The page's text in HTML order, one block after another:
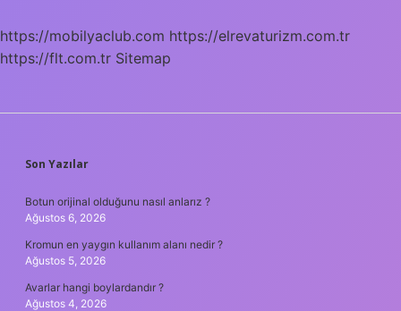
https://mobilyaclub.com https://elrevaturizm.com.tr
https://flt.com.tr Sitemap
SIDEBAR
Son Yazılar
Botun orijinal olduğunu nasıl anlarız ?
Ağustos 6, 2026
Kromun en yaygın kullanım alanı nedir ?
Ağustos 5, 2026
Avarlar hangi boylardandır ?
Ağustos 4, 2026